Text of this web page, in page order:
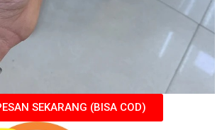
SEKARANG (BISA COD)